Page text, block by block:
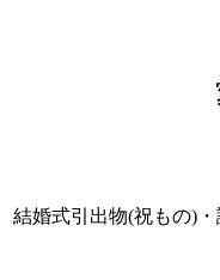
結婚式引出物(祝もの)